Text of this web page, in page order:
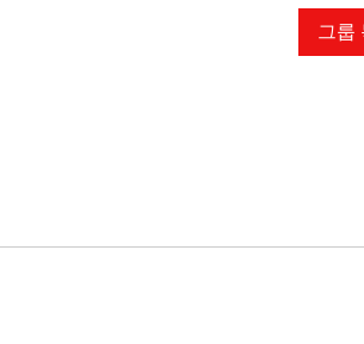
그룹